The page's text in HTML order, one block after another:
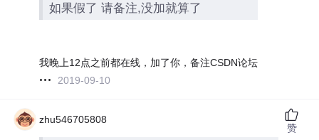
如果假了 请备注,没加就算了
我晚上12点之前都在线，加了你，备注CSDN论坛
2019-09-10
zhu546705808
赞